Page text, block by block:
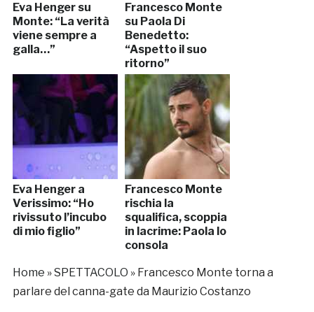
Eva Henger su
Monte: “La verità
viene sempre a
galla…”
Francesco Monte
su Paola Di
Benedetto:
“Aspetto il suo
ritorno”
Eva Henger a
Verissimo: “Ho
rivissuto l’incubo
di mio figlio”
Francesco Monte
rischia la
squalifica, scoppia
in lacrime: Paola lo
consola
Home »SPETTACOLO » Francesco Monte torna a
parlare del canna-gate da Maurizio Costanzo